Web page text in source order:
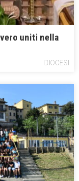
uniti nella
DIOCESI